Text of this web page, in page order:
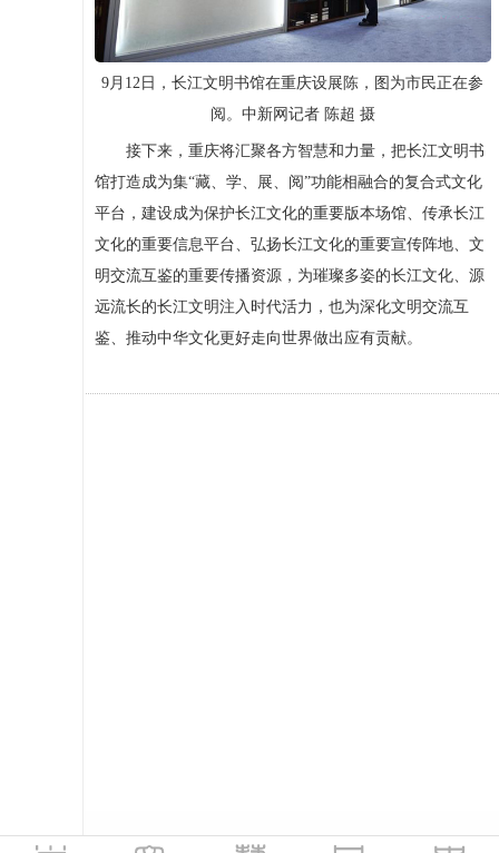
9月12日，长江文明书馆在重庆设展陈，图为市民正在参
阅。中新网记者 陈超 摄
接下来，重庆将汇聚各方智慧和力量，把长江文明书
馆打造成为集“藏、学、展、阅”功能相融合的复合式文化
平台，建设成为保护长江文化的重要版本场馆、传承长江
文化的重要信息平台、弘扬长江文化的重要宣传阵地、文
明交流互鉴的重要传播资源，为璀璨多姿的长江文化、源
远流长的长江文明注入时代活力，也为深化文明交流互
鉴、推动中华文化更好走向世界做出应有贡献。